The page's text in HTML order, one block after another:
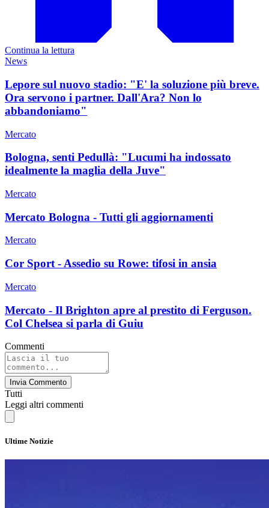
Continua la lettura
News
Lepore sul nuovo stadio: "E' la soluzione più breve.
Ora servono i partner. Dall'Ara? Non lo
abbandoniamo"
Mercato
Bologna, senti Pedullà: "Lucumi ha indossato
idealmente la maglia della Juve"
Mercato
Mercato Bologna - Tutti gli aggiornamenti
Mercato
Cor Sport - Assedio su Rowe: tifosi in ansia
Mercato
Mercato - Il Brighton apre al prestito di Ferguson.
Col Chelsea si parla di Guiu
Commenti
Invia Commento
Tutti
Leggi altri commenti
Ultime Notizie